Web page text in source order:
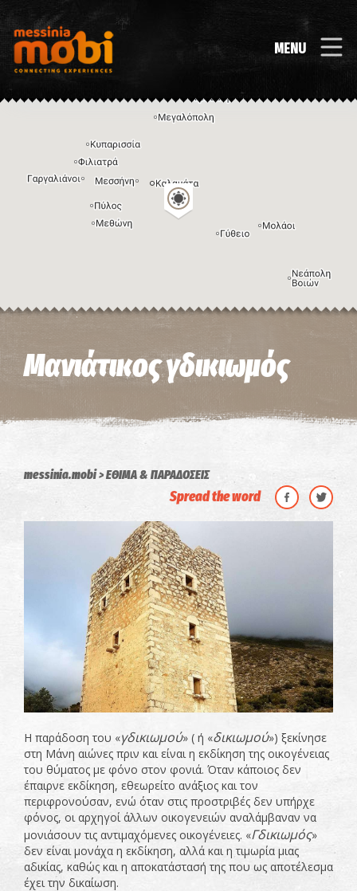
MENU
Η εικόνα ενδέχεται να υπόκειται σε πνευματικά δικαιώματα
Μανιάτικος γδικιωμός
messinia.mobi ΕΘΙΜΑ & ΠΑΡΑΔΟΣΕΙΣ
Spread the word
Η παράδοση του «γδικιωμού» ( ή «δικιωμού») ξεκίνησε
στη Μάνη αιώνες πριν και είναι η εκδίκηση της οικογένειας
του θύματος με φόνο στον φονιά. Όταν κάποιος δεν
έπαιρνε εκδίκηση, εθεωρείτο ανάξιος και τον
περιφρονούσαν, ενώ όταν στις προστριβές δεν υπήρχε
φόνος, οι αρχηγοί άλλων οικογενειών αναλάμβαναν να
μονιάσουν τις αντιμαχόμενες οικογένειες. «Γδικιωμός»
δεν είναι μονάχα η εκδίκηση, αλλά και η τιμωρία μιας
αδικίας, καθώς και η αποκατάστασή της που ως αποτέλεσμα
έχει την δικαίωση.